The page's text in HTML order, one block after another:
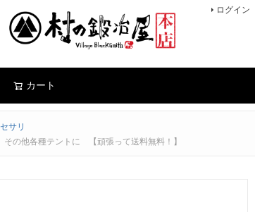
ログイン
カート
サリ
の他各種テントに 【頑張って送料無料！】